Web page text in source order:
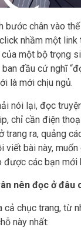
bước chân vào
nhầm một
một bộ trọng
đầu cứ nghĩ
là mới chịu ngủ.
nói lại, đọc
chỉ cần điện
trang ra, quảng
viết bài này,
được các bạn
nên đọc ở
cả chục trang, từ
này nhất: